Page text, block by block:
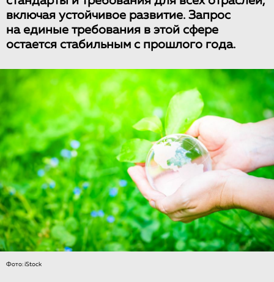
включая устойчивое развитие. Запрос
на единые требования в этой сфере
остается стабильным с прошлого года.
Фото: iStock